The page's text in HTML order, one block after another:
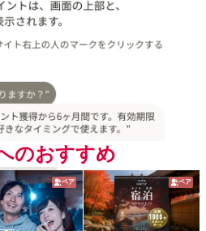
のおすすめ
ペア ペア